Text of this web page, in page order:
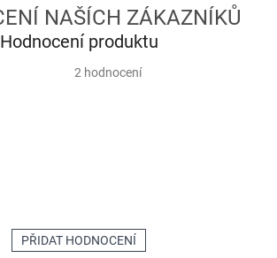
Hodnocení produktu
Průměrné
2 hodnocení
PŘIDAT HODNOCENÍ